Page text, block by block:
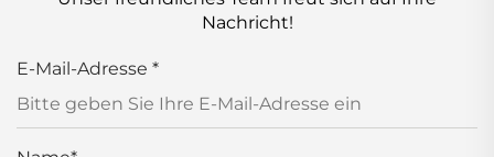
Nachricht!
E-Mail-Adresse *